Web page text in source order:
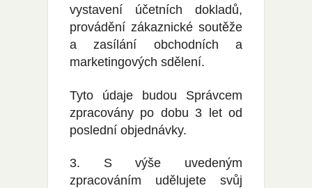
vystavení účetních dokladů,
provádění zákaznické soutěže
a zasílání obchodních a
marketingových sdělení.
Tyto údaje budou Správcem
zpracovány po dobu 3 let od
poslední objednávky.
3. S výše uvedeným
zpracováním udělujete svůj